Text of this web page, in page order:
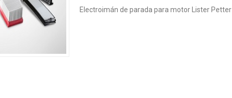
Electroimán de parada para motor Lister Petter